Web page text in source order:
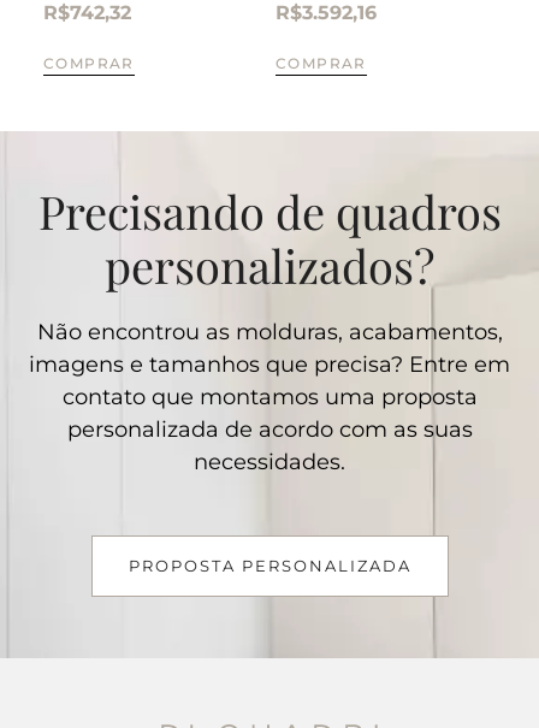
R$742,32
COMPRAR
R$3.592,16
COMPRAR
Precisando de quadros
personalizados?
Não encontrou as molduras, acabamentos,
imagens e tamanhos que precisa? Entre em
contato que montamos uma proposta
personalizada de acordo com as suas
necessidades.
PROPOSTA PERSONALIZADA